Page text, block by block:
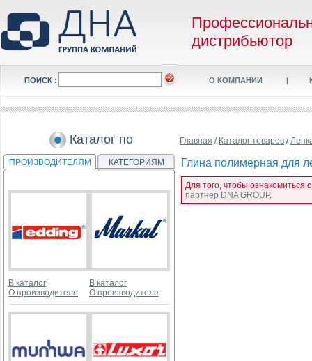
дистрибьютор
ПОИСК : О КОМПАНИИ |
Каталог по
ПРОИЗВОДИТЕЛЯМ КАТЕГОРИЯМ
В каталог
О производителе
В каталог
О производителе
Главная / Каталог товаров /
Глина полимерная для
Для того, чтобы ознакомиться
партнер DNA GROUP.